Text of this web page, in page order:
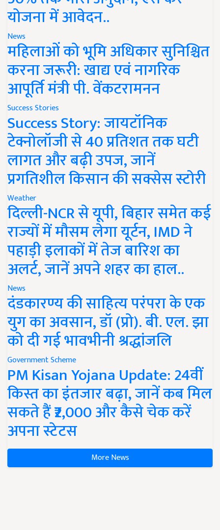
योजना में आवेदन..
News
महिलाओं को भूमि अधिकार सुनिश्चित
करना जरूरी: खाद्य एवं नागरिक
आपूर्ति मंत्री पी. वेंकटरामनन
Success Stories
Success Story: जायटॉनिक
टेक्नोलॉजी से 40 प्रतिशत तक घटी
लागत और बढ़ी उपज, जानें
प्रगतिशील किसान की सक्सेस स्टोरी
Weather
दिल्ली-NCR से यूपी, बिहार समेत कई
राज्यों में मौसम लेगा यूर्टन, IMD ने
पहाड़ी इलाकों में तेज बारिश का
अलर्ट, जानें अपने शहर का हाल..
News
दंडकारण्य की साहित्य परंपरा के एक
युग का अवसान, डॉ (प्रो). बी. एल. झा
को दी गई भावभीनी श्रद्धांजलि
Government Scheme
PM Kisan Yojana Update: 24वीं
किस्त का इंतजार बढ़ा, जानें कब मिल
सकते हैं ₹2,000 और कैसे चेक करें
अपना स्टेटस
More News